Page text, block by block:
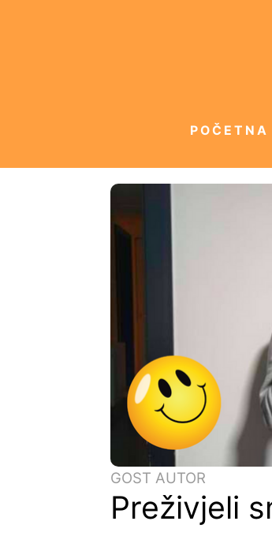
POČETNA
GOST AUTOR
Preživjeli